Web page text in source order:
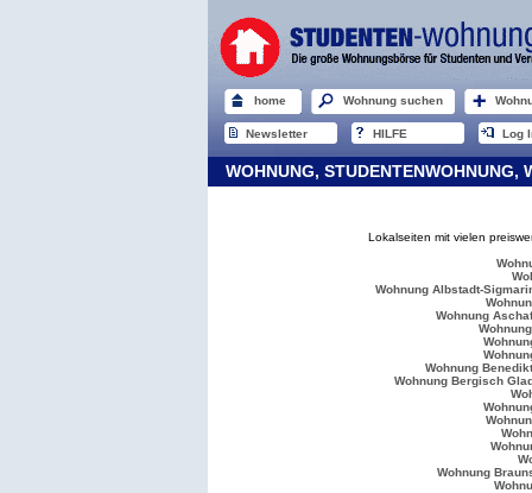
home Wohnung suchen
Newsletter HILFE Log
WOHNUNG, STUDENTENWOHNUNG,
Lokalseiten mit vielen
Wohnung Albstadt-
Wohnung
Wohnung
Wohnung Bergisch
Wohnung